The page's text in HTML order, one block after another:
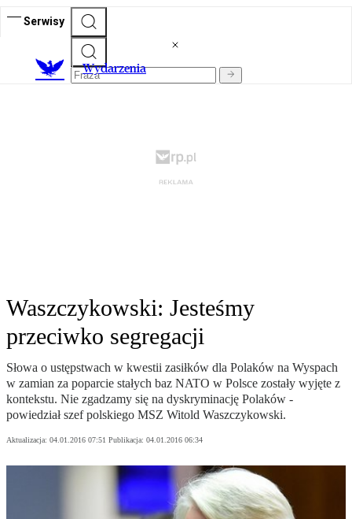
Serwisy
Wydarzenia
Waszczykowski: Jesteśmy
przeciwko segregacji
Słowa o ustępstwach w kwestii zasiłków dla Polaków na Wyspach
w zamian za poparcie stałych baz NATO w Polsce zostały wyjęte z
kontekstu. Nie zgadzamy się na dyskryminację Polaków -
powiedział szef polskiego MSZ Witold Waszczykowski.
Aktualizacja: 04.01.2016 07:51 Publikacja: 04.01.2016 06:34